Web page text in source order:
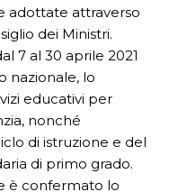
adottate attraverso
dei Ministri.
7 al 30 aprile 2021
nazionale, lo
educativi per
nonché
di istruzione e del
di primo grado.
è confermato lo